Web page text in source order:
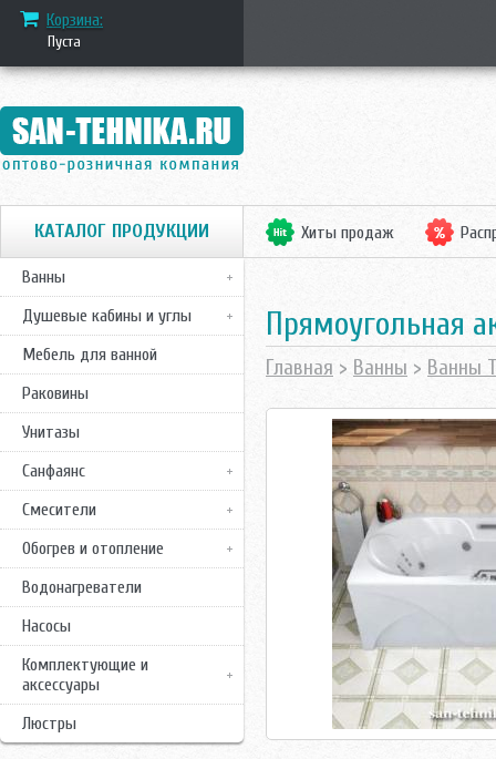
Корзина:
Пуста
КАТАЛОГ ПРОДУКЦИИ
Ванны
Душевые кабины и углы
Мебель для ванной
Раковины
Унитазы
Санфаянс
Смесители
Обогрев и отопление
Водонагреватели
Насосы
Комплектующие и
аксессуары
Люстры
Хиты продаж
Прямоугольная
Главная > Ванны > Ванны